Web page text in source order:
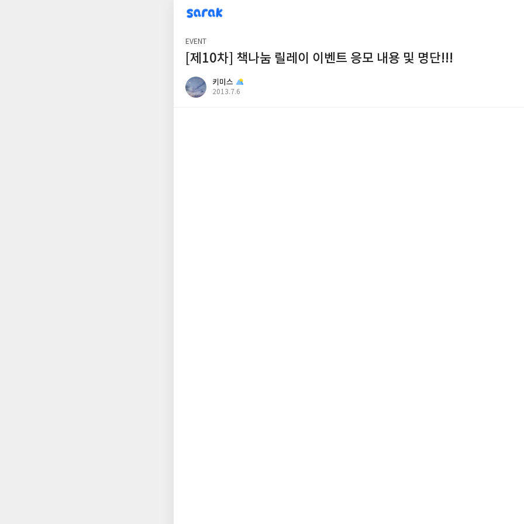
sarak
키미스
EVENT
[제10차] 책나눔 릴레이 이벤트 응모 내용 및 명단!!!
키미스
공
2013.7.6